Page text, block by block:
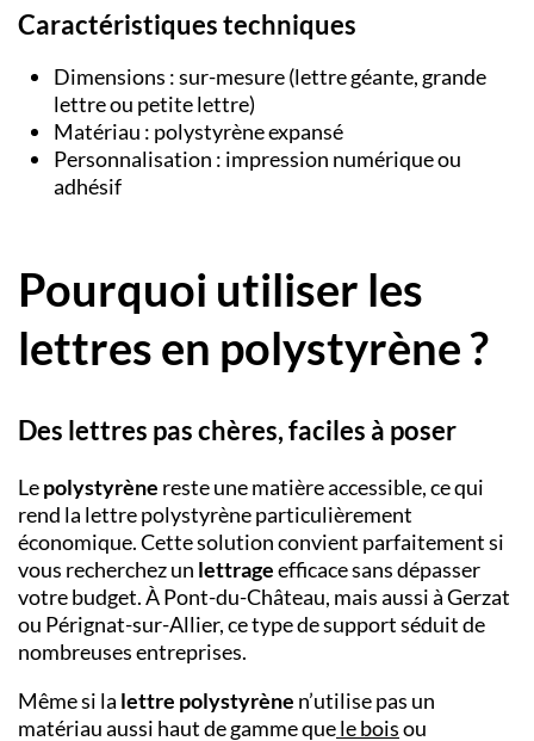
Caractéristiques techniques
Dimensions : sur-mesure (lettre géante, grande
lettre ou petite lettre)
Matériau : polystyrène expansé
Personnalisation : impression numérique ou
adhésif
Pourquoi utiliser les
lettres en polystyrène ?
Des lettres pas chères, faciles à poser
Lepolystyrène reste une matière accessible, ce qui
rend la lettre polystyrène particulièrement
économique. Cette solution convient parfaitement si
vous recherchez un lettrageefficace sans dépasser
votre budget. ÀPont-du-Château, mais aussi àGerzat
ou Pérignat-sur-Allier, ce type de support séduit de
nombreuses entreprises.
Même si la lettre polystyrène n’utilise pas un
matériau aussi haut de gamme quele boisou